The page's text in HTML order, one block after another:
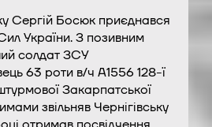
Сергій Босюк приєднався
України. З позивним
солдат ЗСУ
63 роти в/ч А1556 128-ї
Закарпатської
звільняв Чернігівську